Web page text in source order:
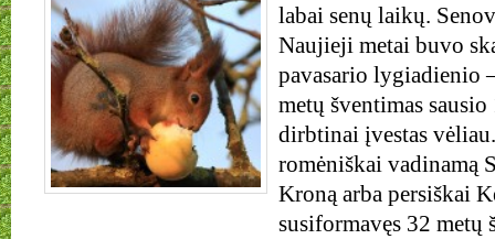
labai senų laikų.
Naujieji metai buvo
pavasario lygiadienio
metų šventimas
dirbtinai įvestas
romėniškai vadinamą
Kroną arba persiškai
susiformavęs 32